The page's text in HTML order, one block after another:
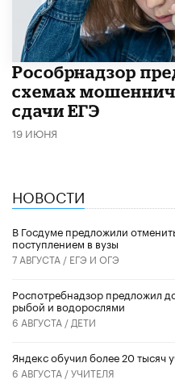
Рособрнадзор
схемах
сдачи ЕГЭ
19 ИЮНЯ
НОВОСТИ
В Госдуме предложили
поступлением в вузы
7 АВГУСТА / ЕГЭ И ОГЭ
Роспотребнадзор предложил
рыбой и водорослями
6 АВГУСТА / ДЕТИ
​Яндекс обучил более 20 тысяч
6 АВГУСТА /УЧИТЕЛЯ